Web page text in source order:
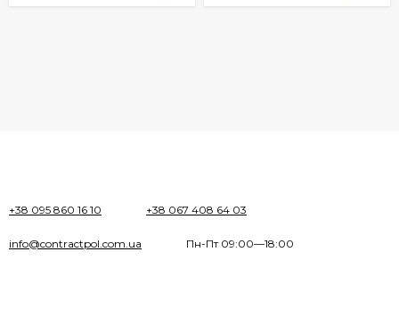
+38 095 860 16 10 +38 067 408 64 03
info@contractpol.com.ua Пн-Пт 09:00—18:00